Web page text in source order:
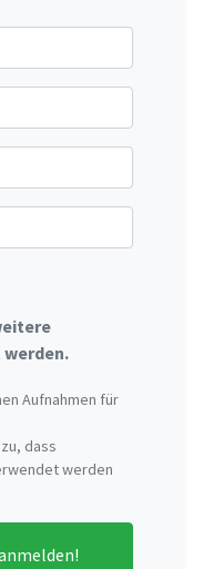
Aufnahmen für
dass
werden